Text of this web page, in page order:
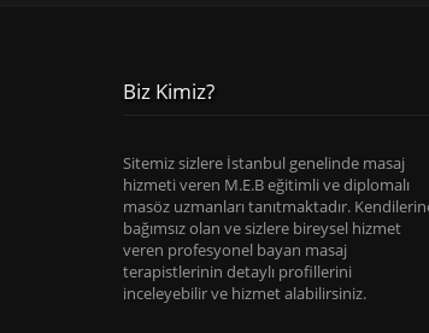
Biz Kimiz?
Sitemiz sizlere İstanbul genelinde masaj
hizmeti veren M.E.B eğitimli ve diplomalı
masöz uzmanları tanıtmaktadır.
bağımsız olan ve sizlere bireysel hizmet
veren profesyonel bayan masaj
terapistlerinin detaylı profillerini
inceleyebilir ve hizmet alabilirsiniz.